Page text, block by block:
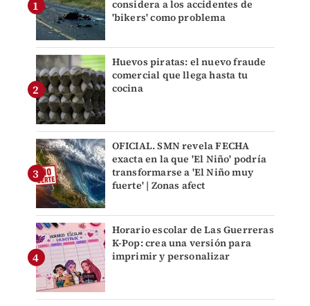
considera a los accidentes de
'bikers' como problema
Huevos piratas: el nuevo fraude
comercial que llega hasta tu
cocina
OFICIAL. SMN revela FECHA
exacta en la que 'El Niño' podría
transformarse a 'El Niño muy
fuerte' | Zonas afect
Horario escolar de Las Guerreras
K-Pop: crea una versión para
imprimir y personalizar